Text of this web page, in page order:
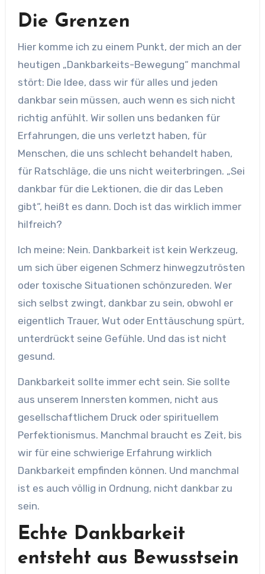
Die Grenzen
Hier komme ich zu einem Punkt, der mich an der
heutigen „Dankbarkeits-Bewegung“ manchmal
stört: Die Idee, dass wir für alles und jeden
dankbar sein müssen, auch wenn es sich nicht
richtig anfühlt. Wir sollen uns bedanken für
Erfahrungen, die uns verletzt haben, für
Menschen, die uns schlecht behandelt haben,
für Ratschläge, die uns nicht weiterbringen. „Sei
dankbar für die Lektionen, die dir das Leben
gibt“, heißt es dann. Doch ist das wirklich immer
hilfreich?
Ich meine: Nein. Dankbarkeit ist kein Werkzeug,
um sich über eigenen Schmerz hinwegzutrösten
oder toxische Situationen schönzureden. Wer
sich selbst zwingt, dankbar zu sein, obwohl er
eigentlich Trauer, Wut oder Enttäuschung spürt,
unterdrückt seine Gefühle. Und das ist nicht
gesund.
Dankbarkeit sollte immer echt sein. Sie sollte
aus unserem Innersten kommen, nicht aus
gesellschaftlichem Druck oder spirituellem
Perfektionismus. Manchmal braucht es Zeit, bis
wir für eine schwierige Erfahrung wirklich
Dankbarkeit empfinden können. Und manchmal
ist es auch völlig in Ordnung, nicht dankbar zu
sein.
Echte Dankbarkeit
entsteht aus Bewusstsein